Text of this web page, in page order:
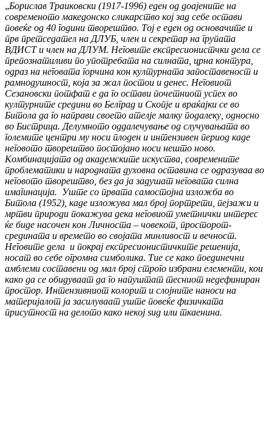
„Борислав Траиковски (1917-1996) еден од доајените на
современото македонско сликарство кој зад себе остави
повеќе од 40 години творештво. Тој е еден од основачите и
прв претседател на ДЛУБ, член и секретар на групата
ВДИСТ и член на ДЛУМ. Неговите експресионистчки дела се
препознатиливи по употребата на силната, црна контура,
одраз на неговата горчина кон културната запоставеност и
рамнодушност, која за жал постои и денес. Неговиот
Сезановски потфат е дa го остави почетниот успех во
културните средини во Белград и Скопје и враќајки се во
Битола да го направи своето ателје малку подалеку, односно
во Бистрица. Делумното оддалечување од случувањата во
големите центри му носи плоден и интензивен период каде
неговото творештво постојано носи нешто ново.
Комбинацијата од академските искуства, современите
проблематики и народната духовна оставина се одразуваа во
неговото творештво, без да ја задушат неговата силна
имагинација. Уште со првата самостојна изложба во
Битола (1952), каде изложува мал број портрети, пејзажи и
мртви природи покажува дека неговиот уметнички интерес
ќе биде насочен кон Личноста – човекот, просторот-
средината и времето во својата минливост и вечност.
Неговите дела и покрај експресионистичките решенија,
носат во себе огромна симболика. Тие се како поединечни
амблеми составени од мал број строго избрани елементи, кои
како да се обидуваат да го напуштат тесниот недефиниран
простор. Интензивниот колорит и слојните наноси на
материјалот ја засилуваат уште повеќе физичката
присутност на делото како некој ѕид или ткаенина.